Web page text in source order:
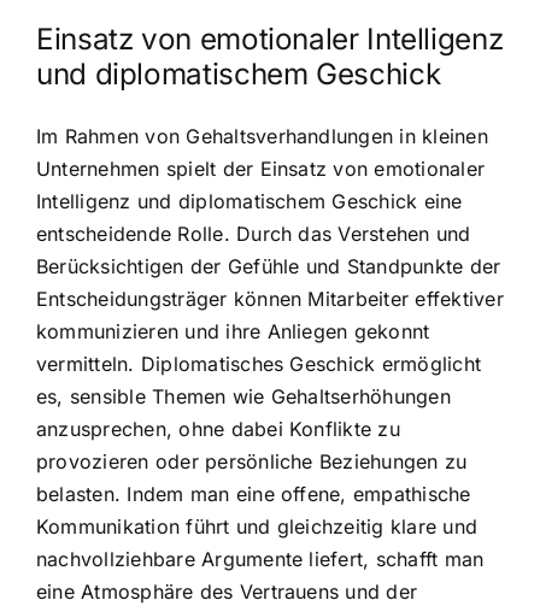
Einsatz von emotionaler Intelligenz
und diplomatischem Geschick
Im Rahmen von Gehaltsverhandlungen in kleinen
Unternehmen spielt der Einsatz von emotionaler
Intelligenz und diplomatischem Geschick eine
entscheidende Rolle. Durch das Verstehen und
Berücksichtigen der Gefühle und Standpunkte der
Entscheidungsträger können Mitarbeiter effektiver
kommunizieren und ihre Anliegen gekonnt
vermitteln. Diplomatisches Geschick ermöglicht
es, sensible Themen wie Gehaltserhöhungen
anzusprechen, ohne dabei Konflikte zu
provozieren oder persönliche Beziehungen zu
belasten. Indem man eine offene, empathische
Kommunikation führt und gleichzeitig klare und
nachvollziehbare Argumente liefert, schafft man
eine Atmosphäre des Vertrauens und der